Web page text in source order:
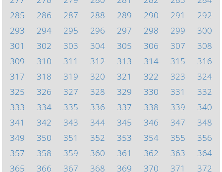
285
286 287 288 289 290 291
292
293
294 295 296 297 298 299
300
301
302 303 304 305 306 307
308
309
310 311 312 313 314 315
316
317
318 319 320 321 322 323
324
325
326 327 328 329 330 331
332
333
334 335 336 337 338 339
340
341
342 343 344 345 346 347
348
349
350 351 352 353 354 355
356
357
358 359 360 361 362 363
364
365
366 367 368 369 370 371 372